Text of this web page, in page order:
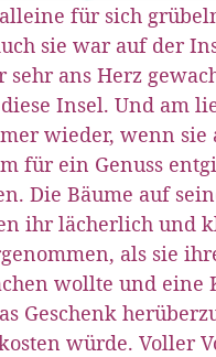
für sich
sie war auf der
ans Herz
Insel. Und am
wieder, wenn
für ein Genuss
Die Bäume auf
ihr lächerlich und
als sie
wollte und eine
Geschenk
würde. Voller